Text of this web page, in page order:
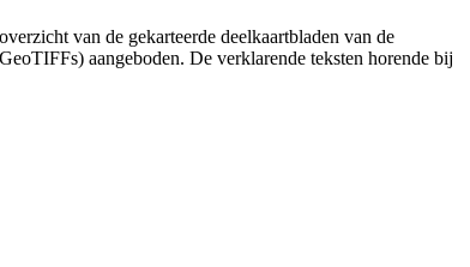
van de gekarteerde deelkaartbladen van de
aangeboden. De verklarende teksten horende bij